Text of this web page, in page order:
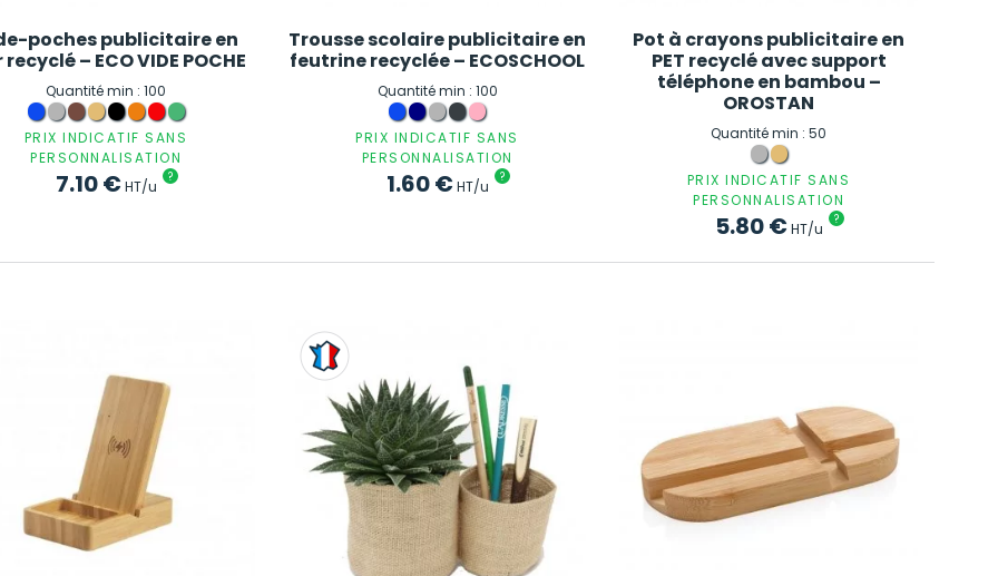
poches publicitaire en
– ECO VIDE POCHE
Quantité min : 100
PRIX INDICATIF SANS
PERSONNALISATION
7.10€HT/u
?
Trousse scolaire publicitaire en
feutrine recyclée – ECOSCHOOL
Quantité min : 100
PRIX INDICATIF SANS
PERSONNALISATION
1.60€HT/u
?
Pot à crayons publicitaire en
PET recyclé avec support
téléphone en bambou –
OROSTAN
Quantité min : 50
PRIX INDICATIF SANS
PERSONNALISATION
5.80€HT/u
?